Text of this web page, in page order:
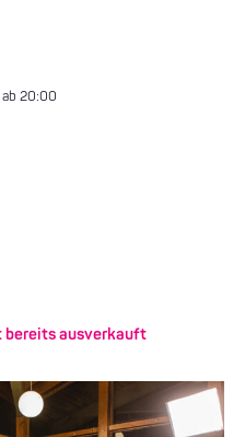
20:00
bereits ausverkauft